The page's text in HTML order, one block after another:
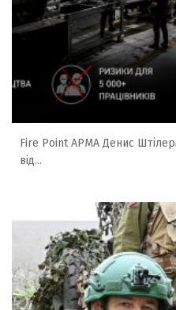
Fire Point АРМА Денис
від...